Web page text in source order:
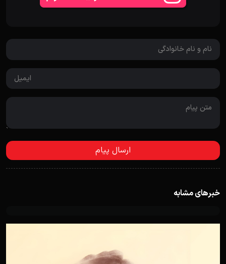
خبرهای مشابه